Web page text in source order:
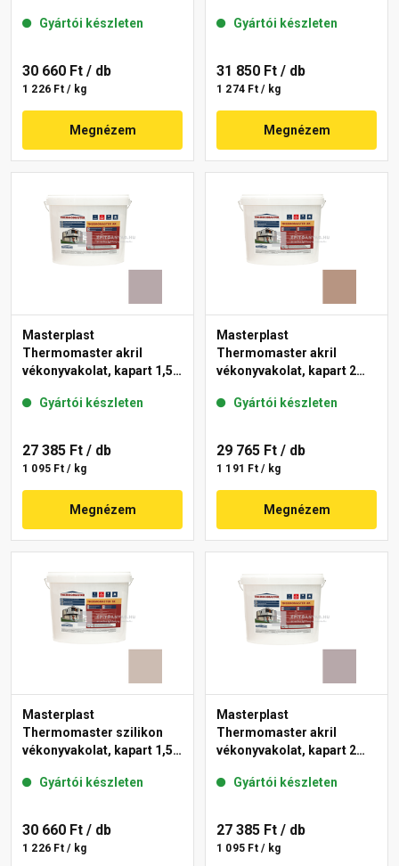
Gyártói készleten
30 660 Ft / db
1 226 Ft / kg
Megnézem
Gyártói készleten
31 850 Ft / db
1 274 Ft / kg
Megnézem
Masterplast
Thermomaster akril
vékonyvakolat, kapart 1,5
Gyártói készleten
27 385 Ft / db
1 095 Ft / kg
Megnézem
Masterplast
Thermomaster akril
vékonyvakolat, kapart 2
Gyártói készleten
29 765 Ft / db
1 191 Ft / kg
Megnézem
Masterplast
Thermomaster szilikon
vékonyvakolat, kapart 1,5
Gyártói készleten
30 660 Ft / db
1 226 Ft / kg
Masterplast
Thermomaster akril
vékonyvakolat, kapart 2
Gyártói készleten
27 385 Ft / db
1 095 Ft / kg